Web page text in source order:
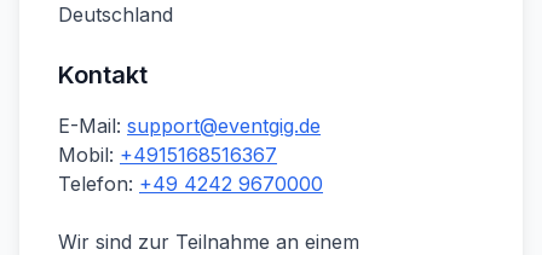
Deutschland
Kontakt
E-Mail: support@eventgig.de
Mobil: +4915168516367
Telefon: +49 4242 9670000
Wir sind zur Teilnahme an einem